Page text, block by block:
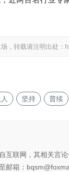
，转载请注明出处：
坚持 普续
互联网，其相关言
邮箱：